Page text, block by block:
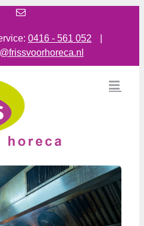
E-
0416 - 561 052